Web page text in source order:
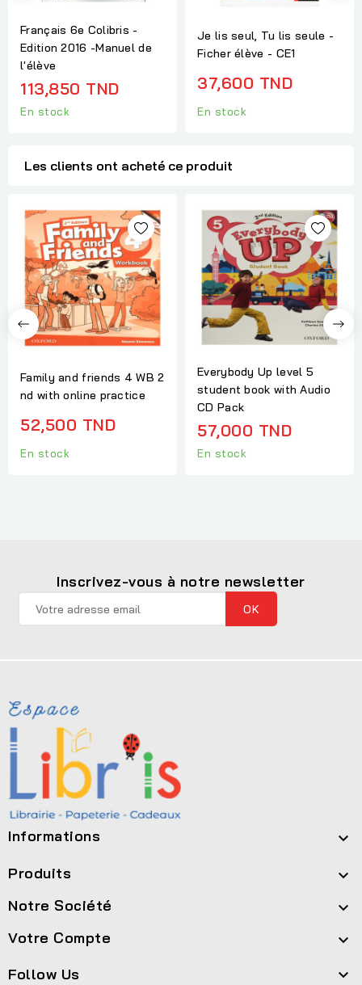
Français 6e Colibris -
Edition 2016 -Manuel de
l'élève
113,850 TND
En stock
Je lis seul, Tu lis seule -
Ficher élève - CE1
37,600 TND
En stock
Les clients ont acheté ce produit
Family and friends 4 WB 2
nd with online practice
52,500 TND
En stock
Everybody Up level 5
student book with Audio
CD Pack
57,000 TND
En stock
Inscrivez-vous à notre newsletter
Informations 
Produits 
Notre Société 
Votre Compte 
Follow Us 